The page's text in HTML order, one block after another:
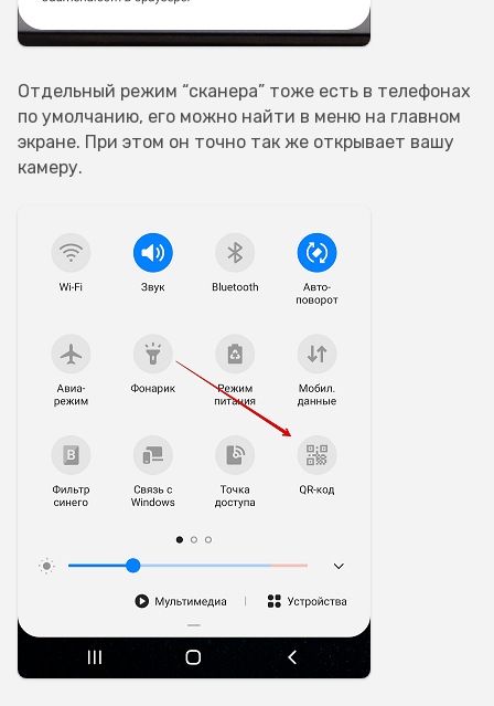
Отдельный режим “сканера” тоже есть в телефонах
по умолчанию, его можно найти в меню на главном
экране. При этом он точно так же открывает вашу
камеру.